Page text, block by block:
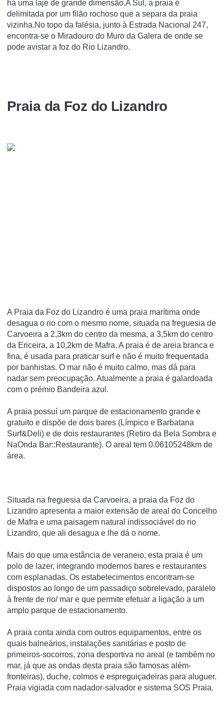
há uma laje de grande dimensão.A Sul, a praia é
delimitada por um filão rochoso que a separa da praia
vizinha.No topo da falésia, junto à Estrada Nacional 247,
encontra-se o Miradouro do Muro da Galera de onde se
pode avistar a foz do Rio Lizandro.
Praia da Foz do Lizandro
A Praia da Foz do Lizandro é uma praia marí­tima onde
desagua o rio com o mesmo nome, situada na freguesia de
Carvoeira a 2,3km do centro da mesma, a 3,5km do centro
da Ericeira, a 10,2km de Mafra. A praia é de areia branca e
fina, é usada para praticar surf e não é muito frequentada
por banhistas. O mar não é muito calmo, mas dá para
nadar sem preocupação. Atualmente a praia é galardoada
com o prémio Bandeira azul.
A praia possuí­ um parque de estacionamento grande e
gratuito e dispõe de dois bares (Lí­mpico e Barbatana
Surf&Deli) e de dois restaurantes (Retiro da Bela Sombra e
NaOnda Bar::Restaurante). O areal tem 0.06105248km de
área.
Situada na freguesia da Carvoeira, a praia da Foz do
Lizandro apresenta a maior extensão de areal do Concelho
de Mafra e uma paisagem natural indissociável do rio
Lizandro, que ali desagua e lhe dá o nome.
Mais do que uma estância de veraneio, esta praia é um
polo de lazer, integrando modernos bares e restaurantes
com esplanadas. Os estabelecimentos encontram-se
dispostos ao longo de um passadiço sobrelevado, paralelo
à frente de rio/ mar e que permite efetuar a ligação a um
amplo parque de estacionamento.
A praia conta ainda com outros equipamentos, entre os
quais balneários, instalações sanitárias e posto de
primeiros-socorros, zona desportiva no areal (e também no
mar, já que as ondas desta praia são famosas além-
fronteiras), duche, colmos e espreguiçadeiras para aluguer.
Praia vigiada com nadador-salvador e sistema SOS Praia.